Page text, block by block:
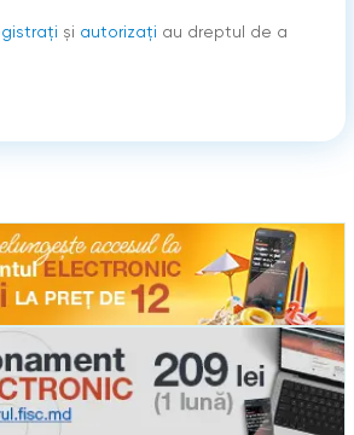
şi autorizați au dreptul de a